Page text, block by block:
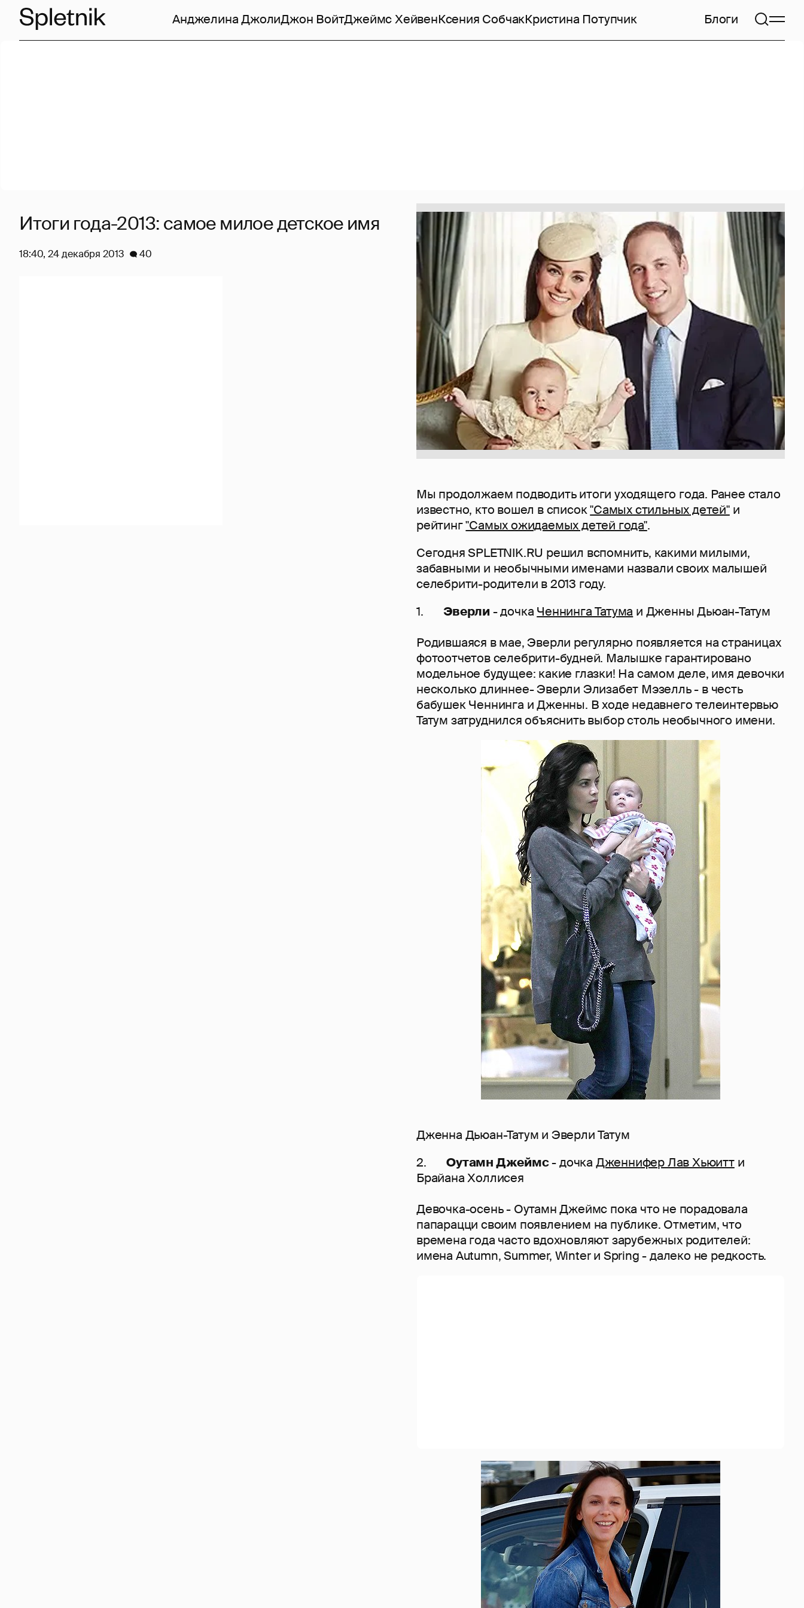
Анджелина ДжолиДжон ВойтДжеймс ХейвенКсения СобчакКристина Потупчик Блоги
Мы продолжаем подводить итоги уходящего года. Ранее стало
известно, кто вошел в список"Самых стильных детей"и
рейтинг"Самых ожидаемых детей года".
Сегодня SPLETNIK.RU решил вспомнить, какими милыми,
забавными и необычными именами назвали своих малышей
селебрити-родители в 2013 году.
1. Эверли - дочка Ченнинга Татума и Дженны Дьюан-Татум
Родившаяся в мае, Эверли регулярно появляется на страницах
фотоотчетов селебрити-будней. Малышке гарантировано
модельное будущее: какие глазки! На самом деле, имя девочки
несколько длиннее- Эверли Элизабет Мэзелль - в честь
бабушек Ченнинга и Дженны. В ходе недавнего телеинтервью
Татум затруднился объяснить выбор столь необычного имени.
Дженна Дьюан-Татум и Эверли Татум
2.Оутамн Джеймс- дочка Дженнифер Лав Хьюитти
Брайана Холлисея
Девочка-осень - Оутамн Джеймс пока что не порадовала
папарацци своим появлением на публике. Отметим, что
времена года часто вдохновляют зарубежных родителей:
имена Autumn, Summer, Winter и Spring - далеко не редкость.
Итоги года-2013: самое милое детское имя
18:40, 24 декабря 2013 40